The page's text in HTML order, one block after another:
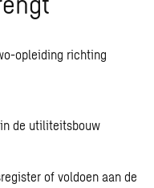
opleiding richting
de utiliteitsbouw
of voldoen aan de